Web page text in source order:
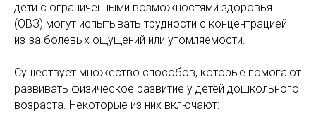
дети с ограниченными возможностями здоровья
(ОВЗ) могут испытывать трудности с концентрацией
из-за болевых ощущений или утомляемости.
Существует множество способов, которые помогают
развивать физическое развитие у детей дошкольного
возраста. Некоторые из них включают: